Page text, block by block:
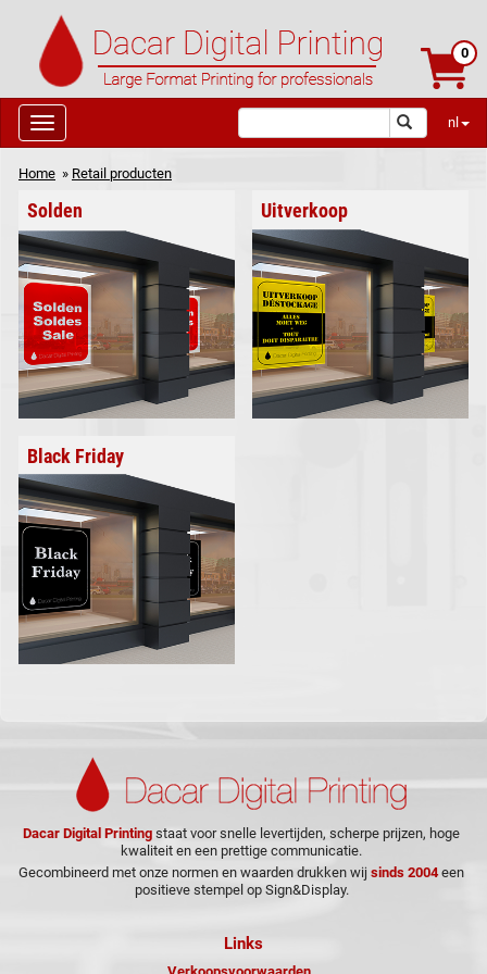
0
nl
Home » Retail producten
Solden Uitverkoop
Black Friday
Dacar Digital Printing staat voor snelle levertijden, scherpe prijzen, hoge
kwaliteit en een prettige communicatie.
Gecombineerd met onze normen en waarden drukken wij sinds 2004een
positieve stempel op Sign&Display.
Links